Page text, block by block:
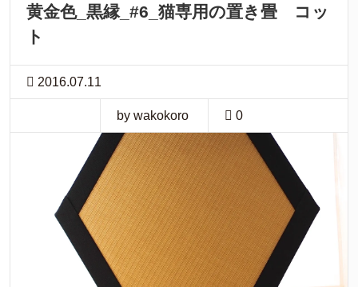
黄金色_黒縁_#6_猫専用の置き畳 コッ
ト
2016.07.11
by wakokoro 0